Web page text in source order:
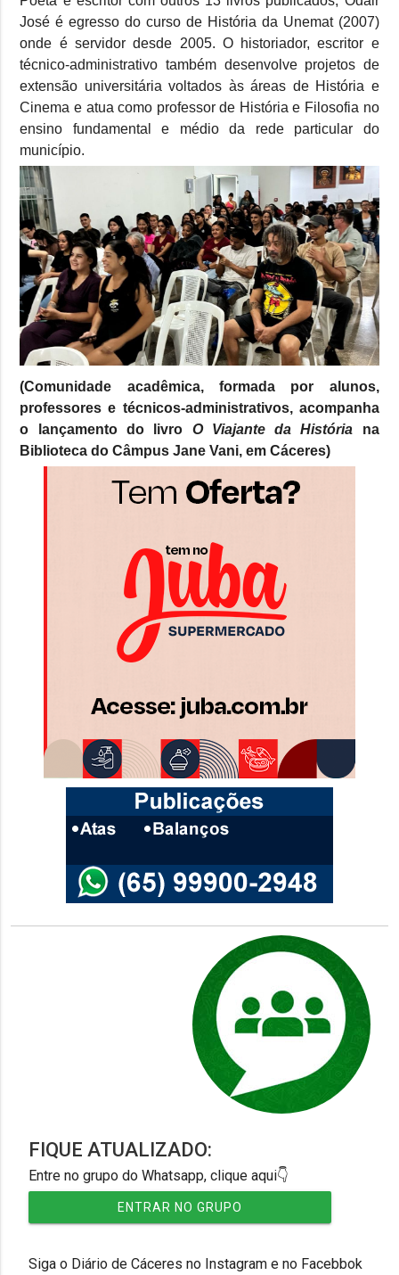
José é egresso do curso de História da Unemat (2007)
onde é servidor desde 2005. O historiador, escritor e
técnico-administrativo também desenvolve projetos de
extensão universitária voltados às áreas de História e
Cinema e atua como professor de História e Filosofia no
ensino fundamental e médio da rede particular do
município.
(Comunidade acadêmica, formada por alunos,
professores e técnicos-administrativos, acompanha
o lançamento do livro O Viajante da História na
Biblioteca do Câmpus Jane Vani, em Cáceres)
FIQUE ATUALIZADO:
Entre no grupo do Whatsapp, clique aqui👇
ENTRAR NO GRUPO
Siga o Diário de Cáceres no Instagram e no Facebbok